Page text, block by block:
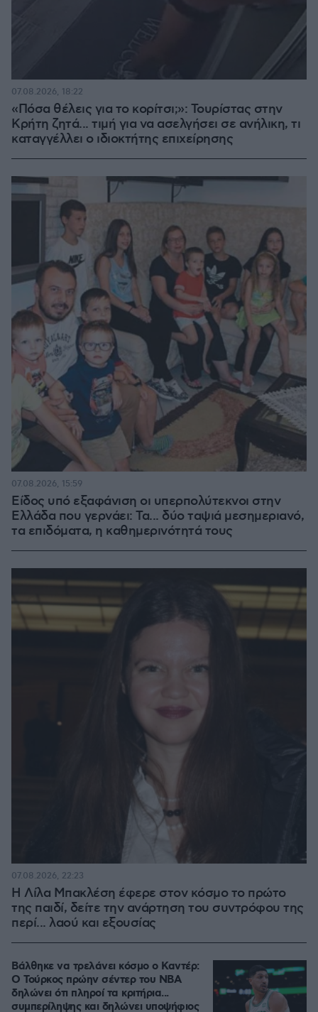
«Πόσα θέλεις για το κορίτσι;»: Τουρίστας στην
Κρήτη ζητά... τιμή για να ασελγήσει σε ανήλικη, τι
καταγγέλλει ο ιδιοκτήτης επιχείρησης
07.08.2026, 18:22
Είδος υπό εξαφάνιση οι υπερπολύτεκνοι στην
Ελλάδα που γερνάει: Τα... δύο ταψιά μεσημεριανό,
τα επιδόματα, η καθημερινότητά τους
07.08.2026, 15:59
Η Λίλα Μπακλέση έφερε στον κόσμο το πρώτο
της παιδί, δείτε την ανάρτηση του συντρόφου της
περί... λαού και εξουσίας
07.08.2026, 22:23
Βάλθηκε να τρελάνει κόσμο ο Καντέρ:
Ο Τούρκος πρώην σέντερ του NBA
δηλώνει ότι πληροί τα κριτήρια...
συμπερίληψης και δηλώνει υποψήφιος